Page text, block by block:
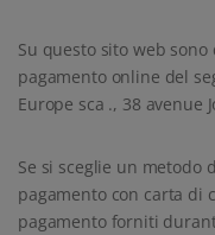
Su questo sito web
pagamento online del
Europe sca ., 38 avenue
Se si sceglie un metodo
pagamento con carta di
pagamento forniti